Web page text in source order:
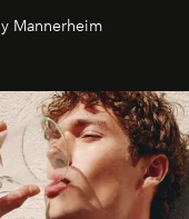
contemporaine
intuitive que
Mannerheim